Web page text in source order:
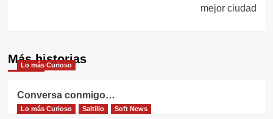
mejor ciudad
Más historias
Lo más Curioso
Conversa conmigo…
Lo más Curioso Saltillo Soft News